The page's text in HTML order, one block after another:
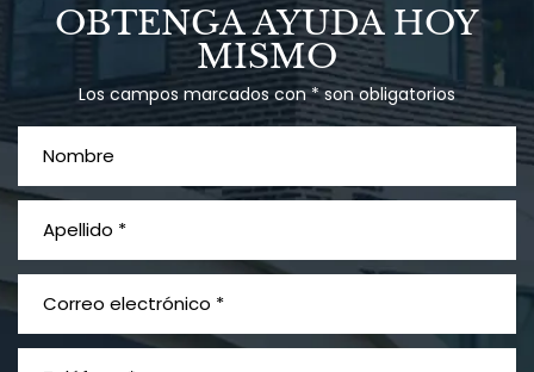
Exposición
OBTENGA AYUDA HOY
MISMO
Los campos marcados con * son obligatorios